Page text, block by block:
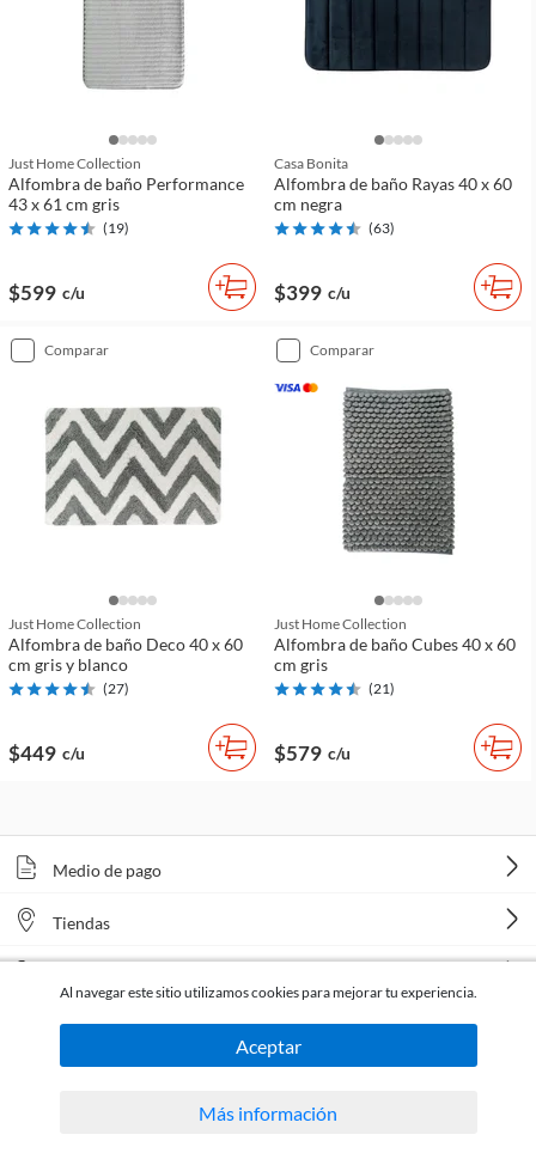
Just Home Collection
Alfombra de baño Performance
43 x 61 cm gris
(19)
$599 c/u
Casa Bonita
Alfombra de baño Rayas 40 x 60
cm negra
(63)
$399 c/u
comparar
Just Home Collection
Alfombra de baño Deco 40 x 60
cm gris y blanco
(27)
$449 c/u
comparar
Just Home Collection
Alfombra de baño Cubes 40 x 60
cm gris
(21)
$579 c/u
Medio de pago
Tiendas
Todos los derechos reservados Homecenter Sodimac S.A. | R.U.T. 216996650015.
Al navegar este sitio utilizamos cookies para mejorar tu experiencia.
Aceptar
Más información